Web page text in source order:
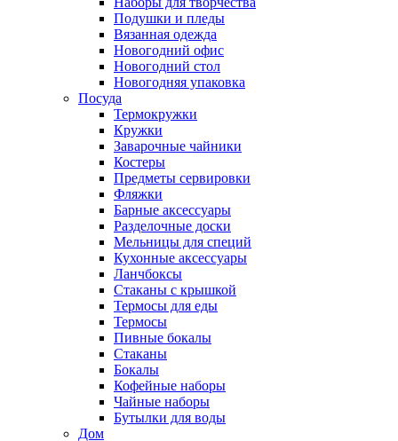
Подушки и пледы
Вязанная одежда
Новогодний офис
Новогодний стол
Новогодняя упаковка
Посуда
Термокружки
Кружки
Заварочные чайники
Костеры
Предметы сервировки
Фляжки
Барные аксессуары
Разделочные доски
Мельницы для специй
Кухонные аксессуары
Ланчбоксы
Стаканы с крышкой
Термосы для еды
Термосы
Пивные бокалы
Стаканы
Бокалы
Кофейные наборы
Чайные наборы
Бутылки для воды
Дом